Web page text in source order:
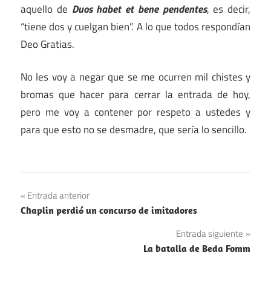
aquello de Duos habet et bene pendentes, es decir,
“tiene dos y cuelgan bien”. A lo que todos respondían
Deo Gratias.
No les voy a negar que se me ocurren mil chistes y
bromas que hacer para cerrar la entrada de hoy,
pero me voy a contener por respeto a ustedes y
para que esto no se desmadre, que sería lo sencillo.
Navegación
de
Entrada anterior
Chaplin perdió un concurso de imitadores
Entrada siguiente
La batalla de Beda Fomm